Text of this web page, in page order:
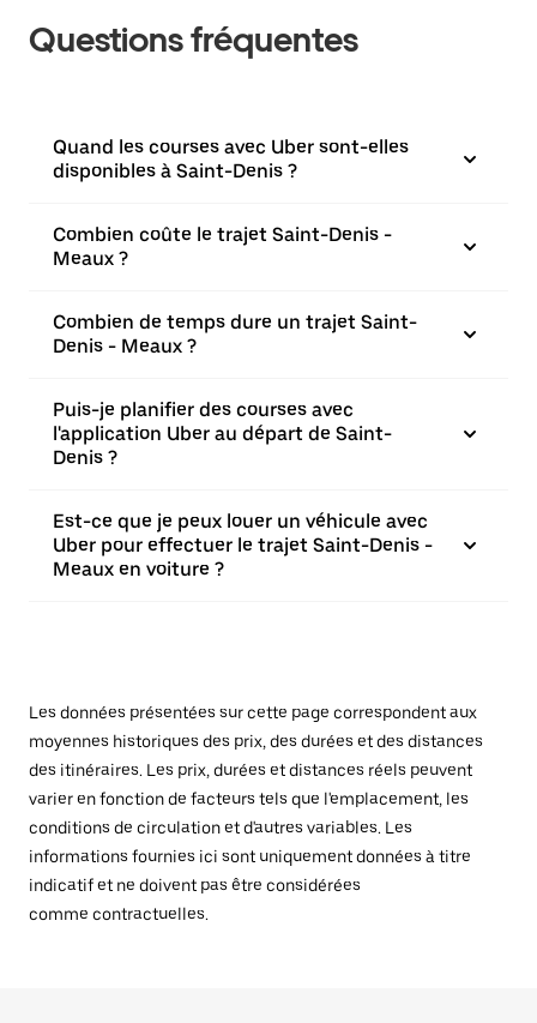
Questions fréquentes
Quand les courses avec Uber sont-elles
disponibles à Saint-Denis ?
Combien coûte le trajet Saint-Denis -
Meaux ?
Combien de temps dure un trajet Saint-
Denis - Meaux ?
Puis-je planifier des courses avec
l'application Uber au départ de Saint-
Denis ?
Est-ce que je peux louer un véhicule avec
Uber pour effectuer le trajet Saint-Denis -
Meaux en voiture ?
Les données présentées sur cette page correspondent aux
moyennes historiques des prix, des durées et des distances
des itinéraires. Les prix, durées et distances réels peuvent
varier en fonction de facteurs tels que l'emplacement, les
conditions de circulation et d'autres variables. Les
informations fournies ici sont uniquement données à titre
indicatif et ne doivent pas être considérées
comme contractuelles.